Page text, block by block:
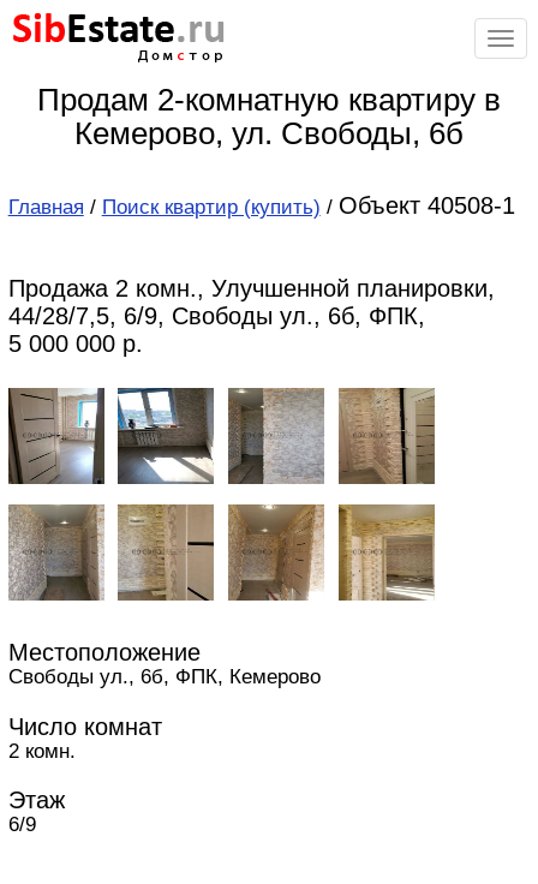
SibEstate.ru
стор
Продам 2-комнатную квартиру в
Кемерово, ул. Свободы, 6б
Главная / Поиск квартир (купить) / Объект 40508-1
Продажа 2 комн., Улучшенной планировки,
44/28/7,5, 6/9, Свободы ул., 6б, ФПК,
5 000 000 р.
Местоположение
Свободы ул., 6б, ФПК, Кемерово
Число комнат
2 комн.
Этаж
6/9